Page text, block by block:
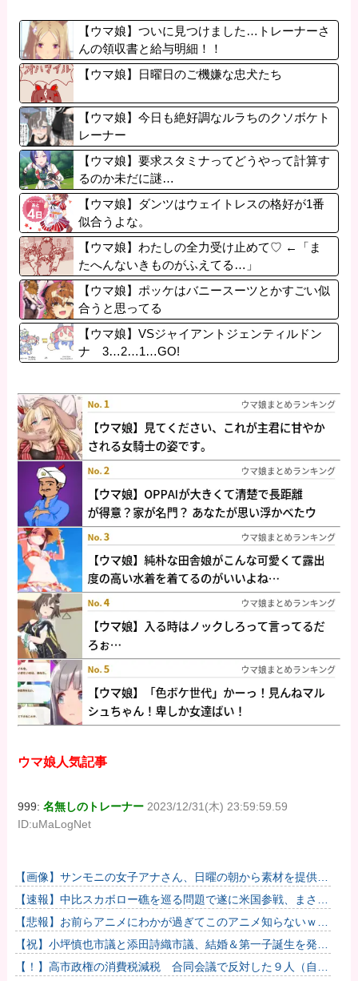
【ウマ娘】ついに見つけました…トレーナーさ
んの領収書と給与明細！！
【ウマ娘】日曜日のご機嫌な忠犬たち
【ウマ娘】今日も絶好調なルラちのクソボケト
レーナー
【ウマ娘】要求スタミナってどうやって計算す
るのか未だに謎…
【ウマ娘】ダンツはウェイトレスの格好が1番
似合うよな。
【ウマ娘】わたしの全力受け止めて♡ ←「ま
たへんないきものがふえてる…」
【ウマ娘】ポッケはバニースーツとかすごい似
合うと思ってる
【ウマ娘】VSジャイアントジェンティルドン
ナ 3…2…1…GO!
ウマ娘人気記事
999:名無しのトレーナー 2023/12/31(木) 23:59:59.59
ID:uMaLogNet
【画像】サンモニの女子アナさん、日曜の朝から素材を提供し
てしまう
【速報】中比スカボロー礁を巡る問題で遂に米国参戦、まさか
のこっち擁護であっち批判！！
【悲報】お前らアニメにわかが過ぎてこのアニメ知らないｗｗ
ｗｗｗ
【祝】小坪慎也市議と添田詩織市議、結婚＆第一子誕生を発表
→ ｗｗｗｗｗｗｗｗｗｗｗｗ
【！】高市政権の消費税減税 合同会議で反対した９人（自民